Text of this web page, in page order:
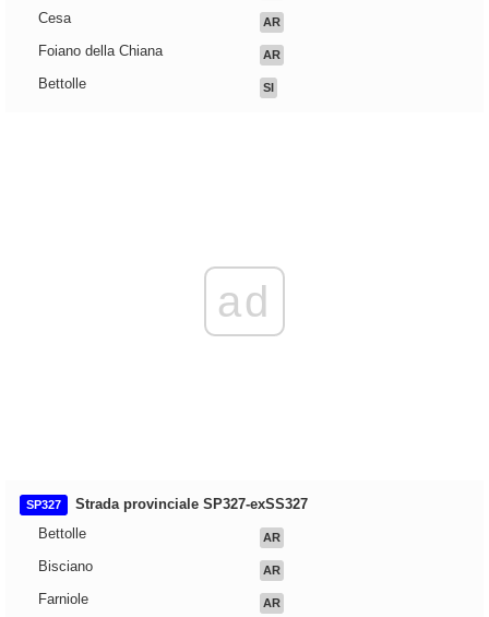
Cesa AR
Foiano della Chiana AR
Bettolle SI
ad
SP327
Strada provinciale SP327-exSS327
Bettolle
AR
Bisciano AR
Farniole AR